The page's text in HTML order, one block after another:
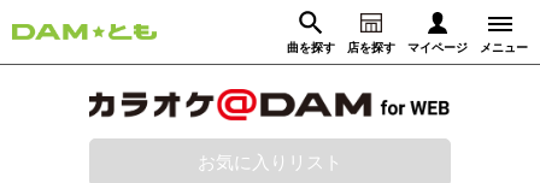
曲を探す 店を探す マイページ メニュー
ログイン
お気に入りリスト